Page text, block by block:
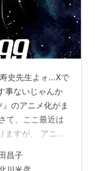
史先生よォ…Xで
事ないじゃんか
のアニメ化がま
て、ここ最近は
ますが、 アニメ
なりになりま
昌子